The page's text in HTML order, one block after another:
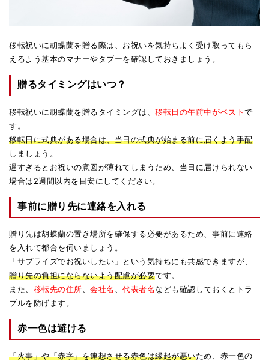
移転祝いに胡蝶蘭を贈る際は、お祝いを気持ちよく受け取ってもら
えるよう基本のマナーやタブーを確認しておきましょう。
贈るタイミングはいつ？
移転祝いに胡蝶蘭を贈るタイミングは、移転日の午前中がベストで
す。
移転日に式典がある場合は、当日の式典が始まる前に届くよう手配
しましょう。
遅すぎるとお祝いの意図が薄れてしまうため、当日に届けられない
場合は2週間以内を目安にしてください。
事前に贈り先に連絡を入れる
贈り先は胡蝶蘭の置き場所を確保する必要があるため、事前に連絡
を入れて都合を伺いましょう。
「サプライズでお祝いしたい」という気持ちにも共感できますが、
贈り先の負担にならないよう配慮が必要です。
また、 移転先の住所 、会社名 、代表者名なども確認しておくとトラ
ブルを防げます。
赤一色は避ける
「火事」や「赤字」を連想させる赤色は縁起が悪いため、赤一色の